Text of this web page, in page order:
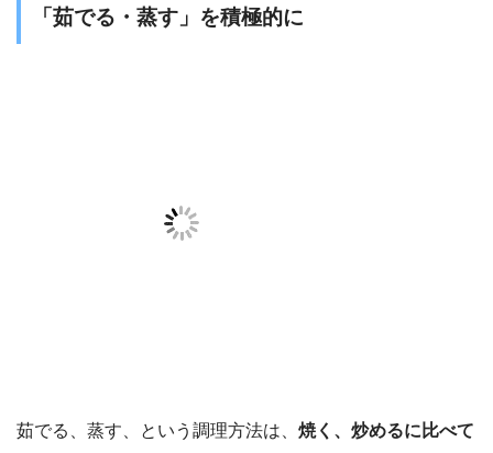
「茹でる・蒸す」を積極的に
茹でる、蒸す、という調理方法は、 焼く、炒めるに比べて